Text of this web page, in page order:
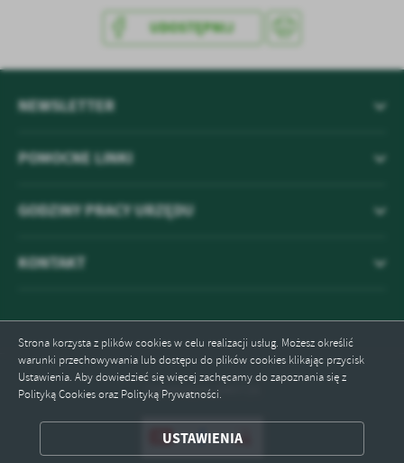
Strona korzysta z plików cookies w celu realizacji usług. Możesz określić
warunki przechowywania lub dostępu do plików cookies klikając przycisk
Ustawienia. Aby dowiedzieć się więcej zachęcamy do zapoznania się z
Polityką Cookies oraz Polityką Prywatności.
USTAWIENIA
ZAPISZ WYBRANE
UDOSTĘPNIJ
POMOCNE LINKI
NEWSLETTER
GODZINY PRACY URZĘDU
KONTAKT
Odwiedzin: 840716